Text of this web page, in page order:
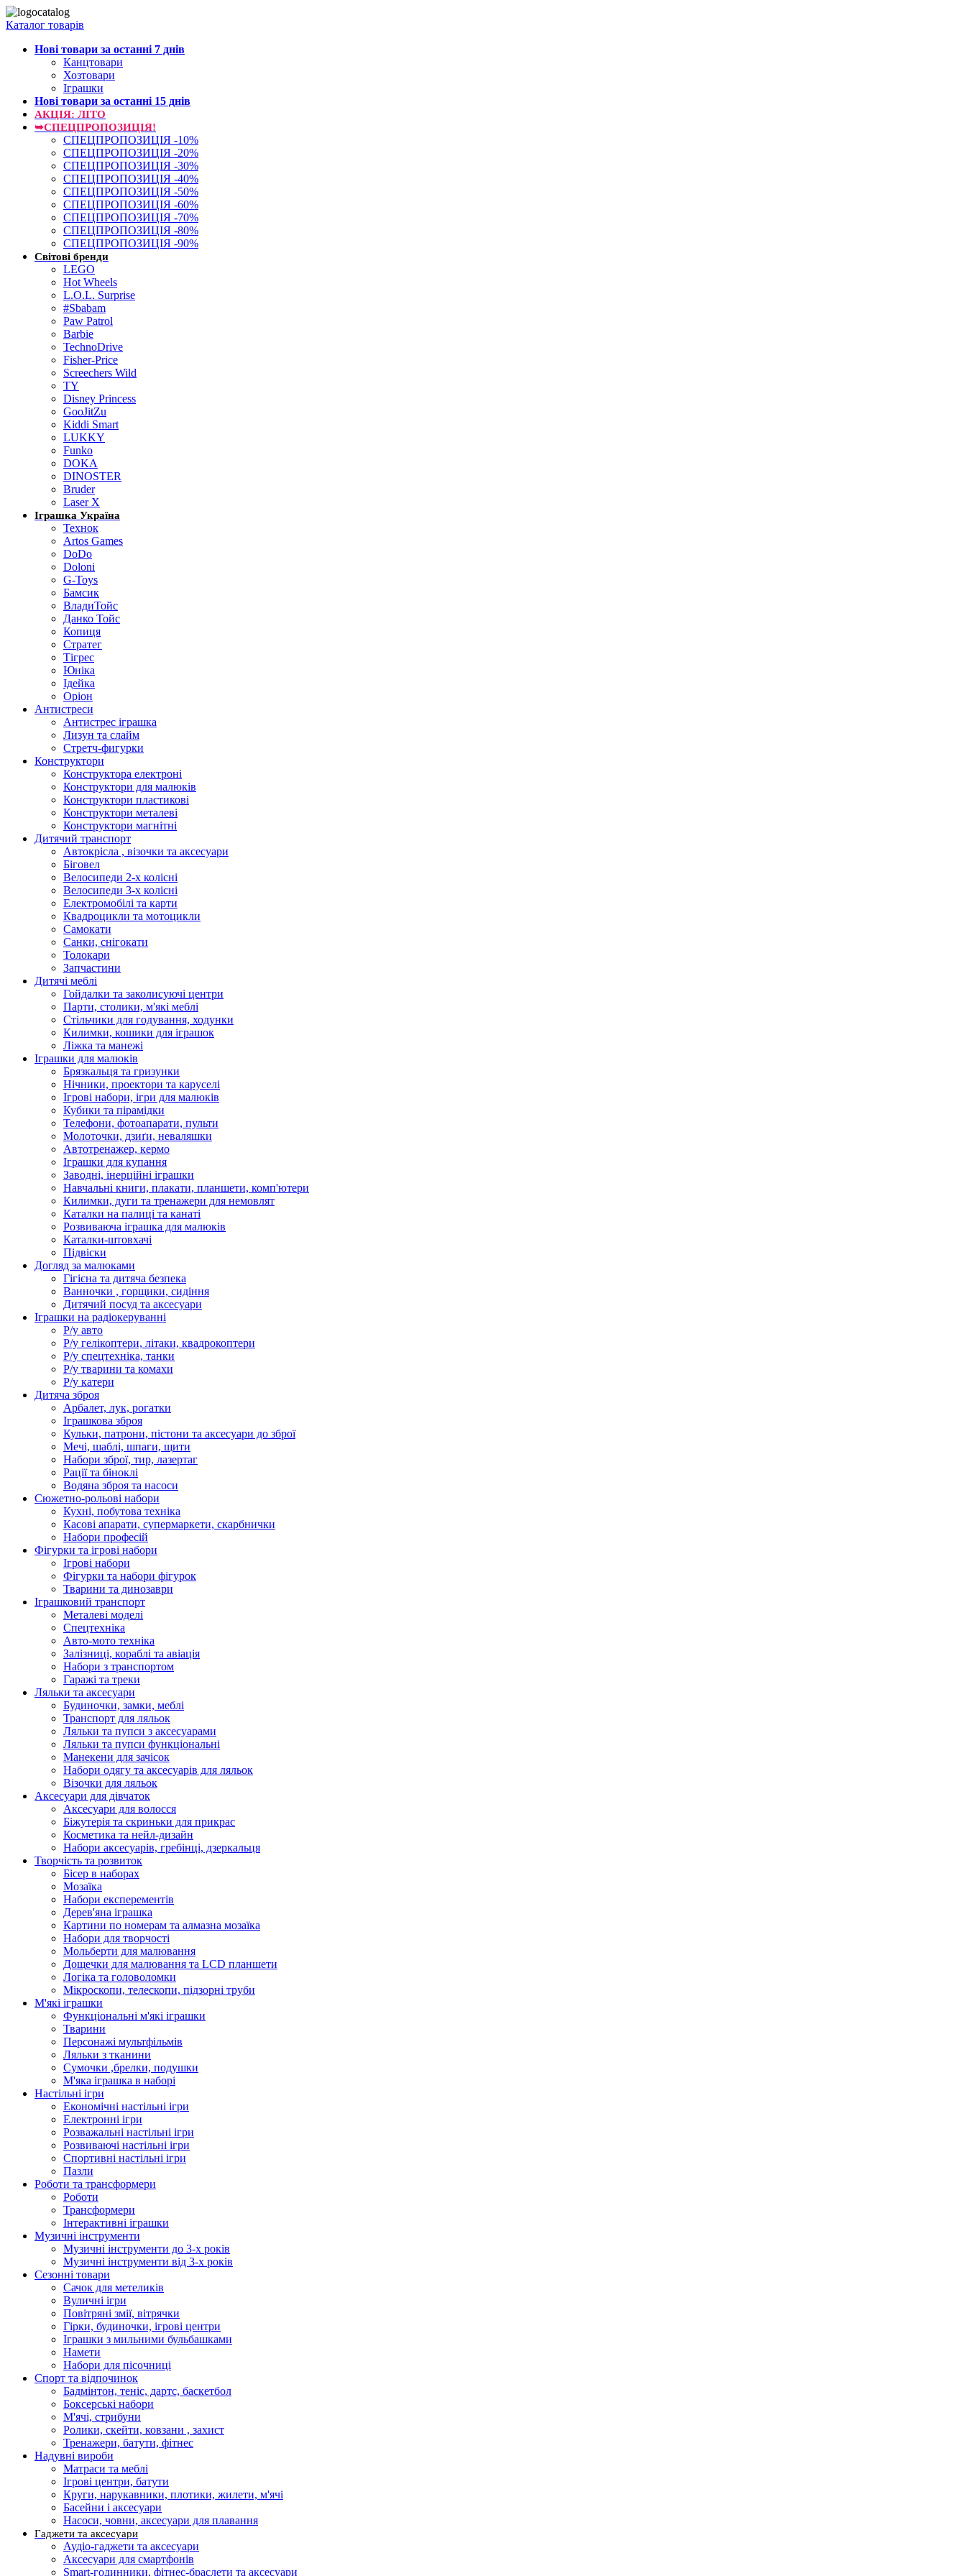
Каталог товарів
Нові товари за останнi 7 днiв
Канцтовари
Хозтовари
Іграшки
Нові товари за останнi 15 днiв
АКЦІЯ: ЛІТО
➥СПЕЦПРОПОЗИЦІЯ!
СПЕЦПРОПОЗИЦІЯ -10%
СПЕЦПРОПОЗИЦІЯ -20%
СПЕЦПРОПОЗИЦІЯ -30%
СПЕЦПРОПОЗИЦІЯ -40%
СПЕЦПРОПОЗИЦІЯ -50%
СПЕЦПРОПОЗИЦІЯ -60%
СПЕЦПРОПОЗИЦІЯ -70%
СПЕЦПРОПОЗИЦІЯ -80%
СПЕЦПРОПОЗИЦІЯ -90%
Світові бренди
LEGO
Hot Wheels
L.O.L. Surprise
#Sbabam
Paw Patrol
Barbie
TechnoDrive
Fisher-Price
Screechers Wild
TY
Disney Princess
GooJitZu
Kiddi Smart
LUKKY
Funko
DOKA
DINOSTER
Bruder
Laser X
Іграшка Україна
Технок
Artos Games
DoDo
Doloni
G-Toys
Бамсик
ВладиТойс
Данко Тойс
Копиця
Стратег
Тігрес
Юніка
Ідейка
Оріон
Антистреси
Антистрес іграшка
Лизун та слайм
Стретч-фигурки
Конструктори
Конструктора електроні
Конструктори для малюків
Конструктори пластикові
Конструктори металеві
Конструктори магнітні
Дитячий транспорт
Автокрісла , візочки та аксесуари
Біговел
Велосипеди 2-х колісні
Велосипеди 3-х колісні
Електромобілі та карти
Квадроцикли та мотоцикли
Самокати
Санки, снігокати
Толокари
Запчастини
Дитячі меблі
Гойдалки та заколисуючі центри
Парти, столики, м'які меблі
Стільчики для годування, ходунки
Килимки, кошики для іграшок
Ліжка та манежі
Іграшки для малюків
Брязкальця та гризунки
Нічники, проектори та каруселі
Ігрові набори, ігри для малюків
Кубики та пірамідки
Телефони, фотоапарати, пульти
Молоточки, дзиґи, неваляшки
Автотренажер, кермо
Іграшки для купання
Заводні, інерційні іграшки
Навчальні книги, плакати, планшети, комп'ютери
Килимки, дуги та тренажери для немовлят
Каталки на палиці та канаті
Розвиваюча іграшка для малюків
Каталки-штовхачі
Підвіски
Догляд за малюками
Гігієна та дитяча безпека
Ванночки , горщики, сидіння
Дитячий посуд та аксесуари
Іграшки на радіокеруванні
Р/у авто
Р/у гелікоптери, літаки, квадрокоптери
Р/у спецтехніка, танки
Р/у тварини та комахи
Р/у катери
Дитяча зброя
Арбалет, лук, рогатки
Іграшкова зброя
Кульки, патрони, пістони та аксесуари до зброї
Мечі, шаблі, шпаги, щити
Набори зброї, тир, лазертаг
Рації та біноклі
Водяна зброя та насоси
Сюжетно-рольові набори
Кухні, побутова техніка
Касові апарати, супермаркети, скарбнички
Набори професій
Фігурки та ігрові набори
Ігрові набори
Фігурки та набори фігурок
Тварини та динозаври
Іграшковий транспорт
Металеві моделі
Спецтехніка
Авто-мото техніка
Залізниці, кораблі та авіація
Набори з транспортом
Гаражі та треки
Ляльки та аксесуари
Будиночки, замки, меблі
Транспорт для ляльок
Ляльки та пупси з аксесуарами
Ляльки та пупси функціональні
Манекени для зачісок
Набори одягу та аксесуарів для ляльок
Візочки для ляльок
Аксесуари для дівчаток
Аксесуари для волосся
Біжутерія та скриньки для прикрас
Косметика та нейл-дизайн
Набори аксесуарів, гребінці, дзеркальця
Творчість та розвиток
Бісер в наборах
Мозаїка
Набори експерементів
Дерев'яна іграшка
Картини по номерам та алмазна мозаїка
Набори для творчості
Мольберти для малювання
Дощечки для малювання та LCD планшети
Логіка та головоломки
Мікроскопи, телескопи, підзорні труби
М'які іграшки
Функціональні м'які іграшки
Тварини
Персонажі мультфільмів
Ляльки з тканини
Сумочки ,брелки, подушки
М'яка іграшка в наборі
Настільні ігри
Економічні настільні ігри
Електронні ігри
Розважальні настільні ігри
Розвиваючі настільні ігри
Спортивні настільні ігри
Пазли
Роботи та трансформери
Роботи
Трансформери
Інтерактивні іграшки
Музичні інструменти
Музичні інструменти до 3-х років
Музичні інструменти від 3-х років
Сезонні товари
Сачок для метеликів
Вуличні ігри
Повітряні змії, вітрячки
Гірки, будиночки, ігрові центри
Іграшки з мильними бульбашками
Намети
Набори для пісочниці
Спорт та відпочинок
Бадмінтон, теніс, дартс, баскетбол
Боксерські набори
М'ячі, стрибуни
Ролики, скейти, ковзани , захист
Тренажери, батути, фітнес
Надувні вироби
Матраси та меблі
Ігрові центри, батути
Круги, нарукавники, плотики, жилети, м'ячі
Басейни і аксесуари
Насоси, човни, аксесуари для плавання
Гаджети та аксесуари
Аудіо-гаджети та аксесуари
Аксесуари для смартфонів
Smart-годинники, фітнес-браслети та аксесуари